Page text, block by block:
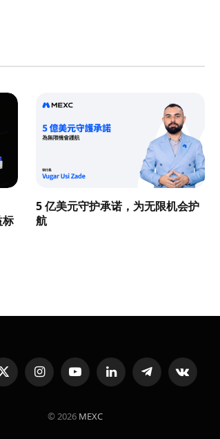
5 亿美元守护承诺，为无限机会护
航
X
(Twitter)
InstagramYouTubeLinkedInTelegramVKontakte
© 2026 MEXC